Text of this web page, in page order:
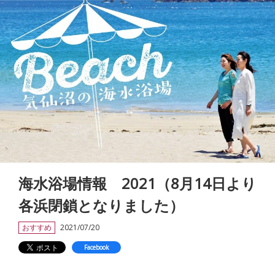
海水浴場情報 2021（8月14日より
各浜閉鎖となりました）
おすすめ 2021/07/20
Facebook